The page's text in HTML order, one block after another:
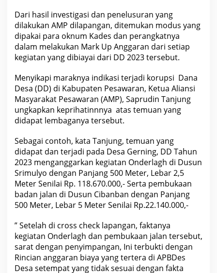
Dari hasil investigasi dan penelusuran yang
dilakukan AMP dilapangan, ditemukan modus yang
dipakai para oknum Kades dan perangkatnya
dalam melakukan Mark Up Anggaran dari setiap
kegiatan yang dibiayai dari DD 2023 tersebut.
Menyikapi maraknya indikasi terjadi korupsi Dana
Desa (DD) di Kabupaten Pesawaran, Ketua Aliansi
Masyarakat Pesawaran (AMP), Saprudin Tanjung
ungkapkan keprihatinnnya atas temuan yang
didapat lembaganya tersebut.
Sebagai contoh, kata Tanjung, temuan yang
didapat dan terjadi pada Desa Gerning, DD Tahun
2023 menganggarkan kegiatan Onderlagh di Dusun
Srimulyo dengan Panjang 500 Meter, Lebar 2,5
Meter Senilai Rp. 118.670.000,- Serta pembukaan
badan jalan di Dusun Cibanban dengan Panjang
500 Meter, Lebar 5 Meter Senilai Rp.22.140.000,-
” Setelah di cross check lapangan, faktanya
kegiatan Onderlagh dan pembukaan jalan tersebut,
sarat dengan penyimpangan, Ini terbukti dengan
Rincian anggaran biaya yang tertera di APBDes
Desa setempat yang tidak sesuai dengan fakta